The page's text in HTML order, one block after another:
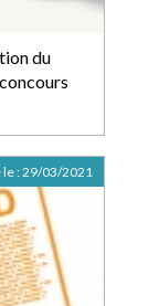
du
le :29/03/2021